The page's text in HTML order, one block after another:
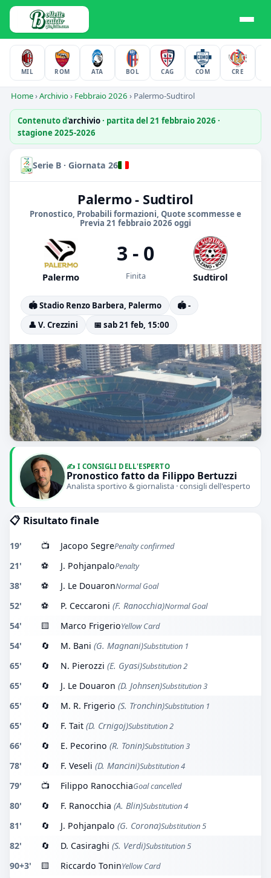
MIL ROM ATA BOL CAG COM CRE
Home›Archivio› Febbraio 2026 › Palermo-Sudtirol
Contenuto d'archivio· partita del 21 febbraio 2026 ·
stagione 2025-2026
Serie B · Giornata 26
Palermo - Sudtirol
Pronostico, Probabili formazioni, Quote scommesse e
Previa 21 febbraio 2026 oggi
Palermo
3 - 0
Finita Sudtirol
🏟️ Stadio Renzo Barbera, Palermo
🏟️ -
👤 V. Crezzini
📅 sab 21 feb, 15:00
✍️ I CONSIGLI DELL'ESPERTO
Pronostico fatto da Filippo Bertuzzi
Analista sportivo & giornalista · consigli dell'esperto
📋 Risultato finale
19' 📺 Jacopo SegrePenalty confirmed
21' ⚽ J. PohjanpaloPenalty
38' ⚽ J. Le DouaronNormal Goal
52' ⚽ P. Ceccaroni (F. Ranocchia)Normal Goal
54' 🟨 Marco FrigerioYellow Card
54' 🔄 M. Bani (G. Magnani)Substitution 1
65' 🔄 N. Pierozzi (E. Gyasi)Substitution 2
65' 🔄 J. Le Douaron (D. Johnsen)Substitution 3
65' 🔄 M. R. Frigerio (S. Tronchin)Substitution 1
65' 🔄 F. Tait (D. Crnigoj)Substitution 2
66' 🔄 E. Pecorino (R. Tonin)Substitution 3
78' 🔄 F. Veseli (D. Mancini)Substitution 4
79' 📺 Filippo RanocchiaGoal cancelled
80' 🔄 F. Ranocchia (A. Blin)Substitution 4
81' 🔄 J. Pohjanpalo (G. Corona)Substitution 5
82' 🔄 D. Casiraghi (S. Verdi)Substitution 5
90+3' 🟨 Riccardo ToninYellow Card